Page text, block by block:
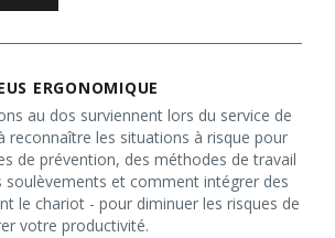
ERGONOMIQUE
au dos surviennent lors du service de
reconnaître les situations à risque pour
de prévention, des méthodes de travail
soulèvements et comment intégrer des
le chariot - pour diminuer les risques de
votre productivité.